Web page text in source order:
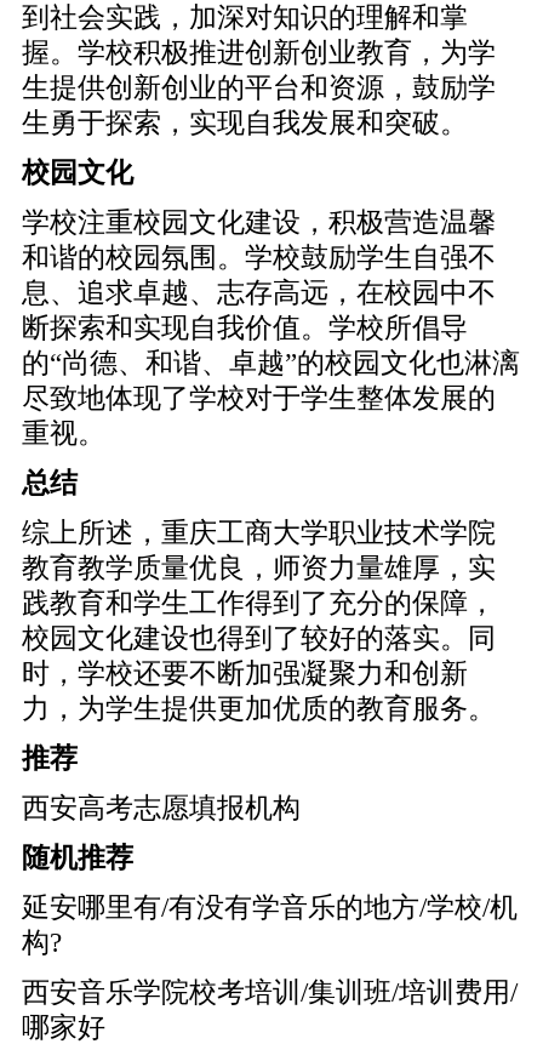
到社会实践，加深对知识的理解和掌
握。学校积极推进创新创业教育，为学
生提供创新创业的平台和资源，鼓励学
生勇于探索，实现自我发展和突破。
校园文化
学校注重校园文化建设，积极营造温馨
和谐的校园氛围。学校鼓励学生自强不
息、追求卓越、志存高远，在校园中不
断探索和实现自我价值。学校所倡导
的“尚德、和谐、卓越”的校园文化也淋漓
尽致地体现了学校对于学生整体发展的
重视。
总结
综上所述，重庆工商大学职业技术学院
教育教学质量优良，师资力量雄厚，实
践教育和学生工作得到了充分的保障，
校园文化建设也得到了较好的落实。同
时，学校还要不断加强凝聚力和创新
力，为学生提供更加优质的教育服务。
推荐
西安高考志愿填报机构
随机推荐
延安哪里有/有没有学音乐的地方/学校/机
构?
西安音乐学院校考培训/集训班/培训费用/
哪家好